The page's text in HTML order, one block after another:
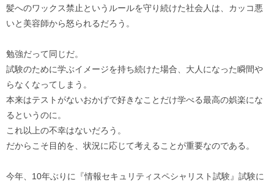
髪へのワックス禁止というルールを守り続けた社会人は、カッコ悪
いと美容師から怒られるだろう。
勉強だって同じだ。
試験のために学ぶイメージを持ち続けた場合、大人になった瞬間や
らなくなってしまう。
本来はテストがないおかげで好きなことだけ学べる最高の娯楽にな
るというのに。
これ以上の不幸はないだろう。
だからこそ目的を、状況に応じて考えることが重要なのである。
今年、10年ぶりに『情報セキュリティスペシャリスト試験』試験に